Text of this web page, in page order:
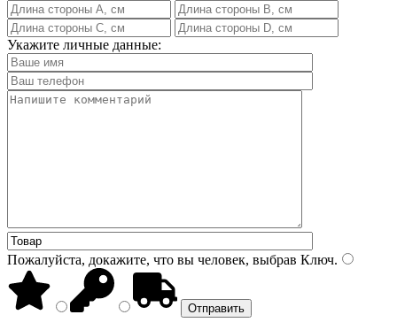
Укажите личные данные:
Пожалуйста, докажите, что вы человек, выбрав Ключ.